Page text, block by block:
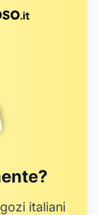
7
italiani